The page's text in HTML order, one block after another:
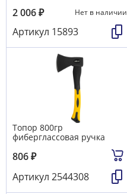
2 006₽ Нет в наличии
Артикул 15893
Топор 800гр
фиберглассовая ручка
806₽
Артикул 2544308